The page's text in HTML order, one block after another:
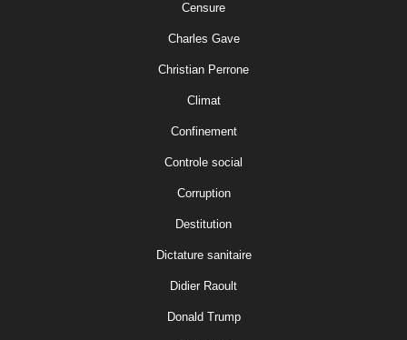
Censure
Charles Gave
Christian Perrone
Climat
Confinement
Controle social
Corruption
Destitution
Dictature sanitaire
Didier Raoult
Donald Trump